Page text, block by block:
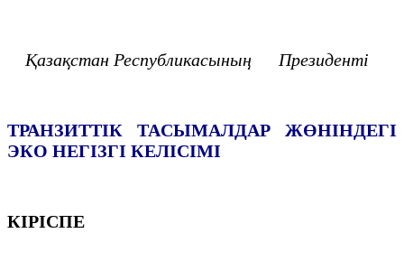
Қазақстан Республикасының Президенті
ТРАНЗИТТIК TACЫМАЛДАР ЖӨНIНДЕГI
ЭКО НЕГIЗГI КЕЛIСIМI
КIРIСПЕ